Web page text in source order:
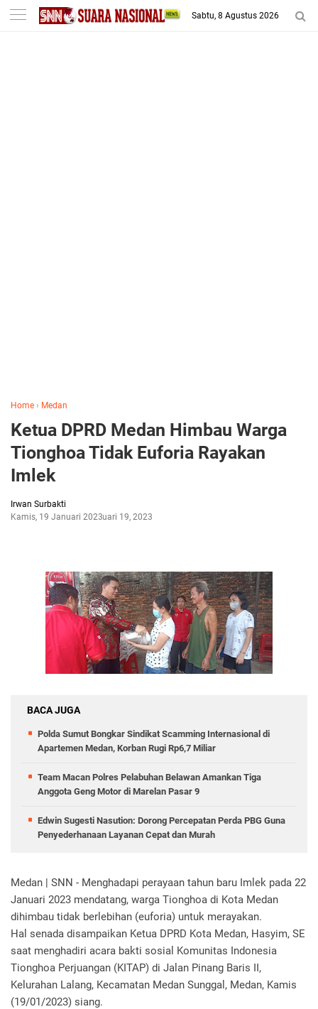
-->
Sabtu, 8 Agustus 2026
Home › Medan
Ketua DPRD Medan Himbau Warga
Tionghoa Tidak Euforia Rayakan
Imlek
Irwan Surbakti
Kamis, 19 Januari 2023Januari 19, 2023
BACA JUGA
Polda Sumut Bongkar Sindikat Scamming Internasional di
Apartemen Medan, Korban Rugi Rp6,7 Miliar
Team Macan Polres Pelabuhan Belawan Amankan Tiga
Anggota Geng Motor di Marelan Pasar 9
Edwin Sugesti Nasution: Dorong Percepatan Perda PBG Guna
Penyederhanaan Layanan Cepat dan Murah
Medan | SNN - Menghadapi perayaan tahun baru Imlek pada 22
Januari 2023 mendatang, warga Tionghoa di Kota Medan
dihimbau tidak berlebihan (euforia) untuk merayakan.
Hal senada disampaikan Ketua DPRD Kota Medan, Hasyim, SE
saat menghadiri acara bakti sosial Komunitas Indonesia
Tionghoa Perjuangan (KITAP) di Jalan Pinang Baris II,
Kelurahan Lalang, Kecamatan Medan Sunggal, Medan, Kamis
(19/01/2023) siang.